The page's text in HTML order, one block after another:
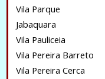
Vila Parque
Jabaquara
Vila Pauliceia
Vila Pereira Barreto
Vila Pereira Cerca